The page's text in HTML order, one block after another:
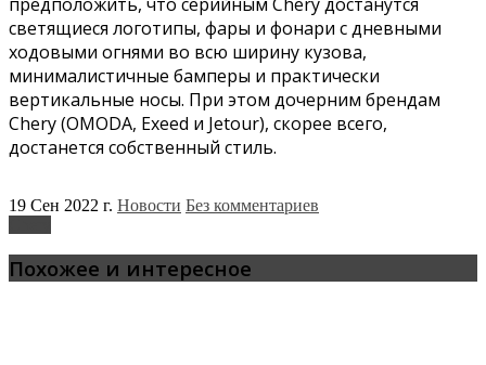
светящиеся логотипы, фары и фонари с дневными
ходовыми огнями во всю ширину кузова,
минималистичные бамперы и практически
вертикальные носы. При этом дочерним брендам
Chery (OMODA, Exeed и Jetour), скорее всего,
достанется собственный стиль.
19 Сен 2022 г. Новости Без комментариев
Похожее и интересное